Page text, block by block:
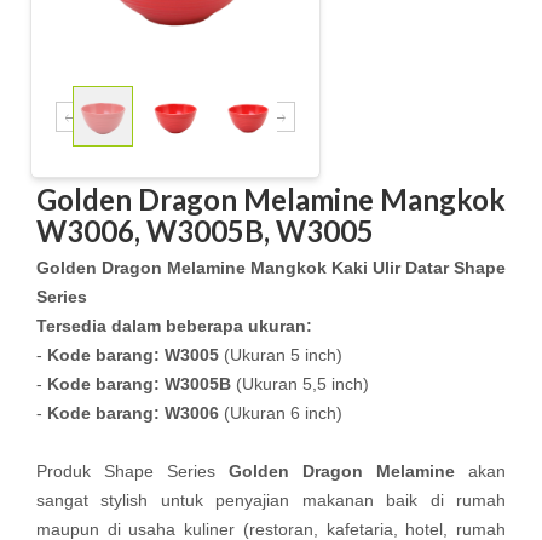
Golden Dragon Melamine Mangkok
W3006, W3005B, W3005
Golden Dragon Melamine Mangkok Kaki Ulir Datar Shape
Series
Tersedia dalam beberapa ukuran:
- Kode barang: W3005 (Ukuran 5 inch)
- Kode barang: W3005B (Ukuran 5,5 inch)
- Kode barang: W3006 (Ukuran 6 inch)
Produk Shape Series Golden Dragon Melamine akan
sangat stylish untuk penyajian makanan baik di rumah
maupun di usaha kuliner (restoran, kafetaria, hotel, rumah